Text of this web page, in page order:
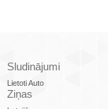
Sludinājumi
Lietoti Auto
Ziņas